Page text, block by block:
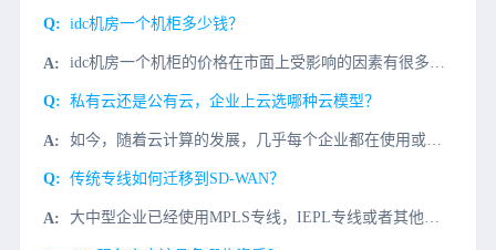
idc机房一个机柜多少钱？
私有云还是公有云，企业上云选哪种云模型？
传统专线如何迁移到SD-WAN？